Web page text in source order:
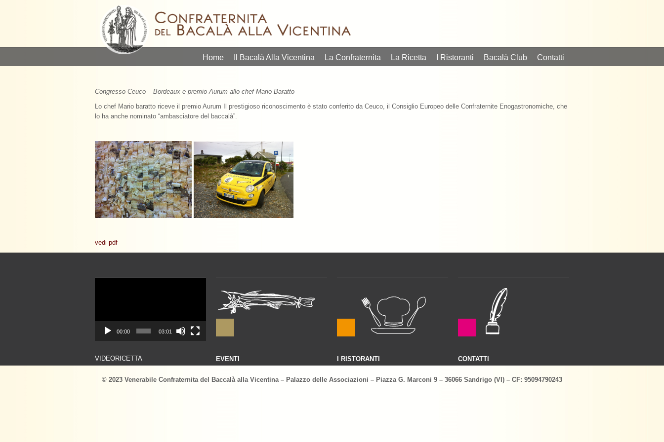
Home Il Bacalà Alla Vicentina La Confraternita La Ricetta I Ristoranti Bacalà Club Contatti
Congresso Ceuco – Bordeaux e premio Aurum allo chef Mario Baratto
Lo chef Mario baratto riceve il premio Aurum Il prestigioso riconoscimento è stato conferito da Ceuco, il Consiglio Europeo delle Confraternite Enogastronomiche, che
lo ha anche nominato “ambasciatore del baccalà”.
vedi pdf
00:00 03:01
VIDEORICETTA EVENTI I RISTORANTI CONTATTI
© 2023 Venerabile Confraternita del Baccalà alla Vicentina – Palazzo delle Associazioni – Piazza G. Marconi 9 – 36066 Sandrigo (VI) – CF: 95094790243